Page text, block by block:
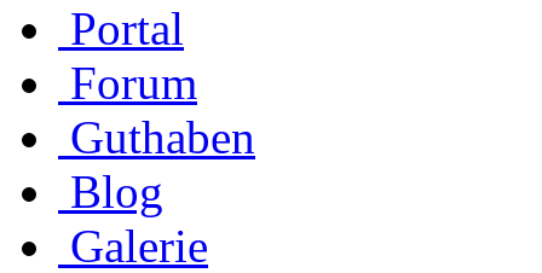
Portal
Forum
Guthaben
Blog
Galerie